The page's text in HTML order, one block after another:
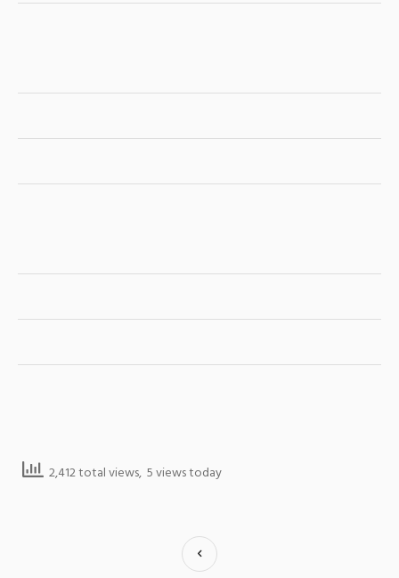
2,412 total views, 5 views today